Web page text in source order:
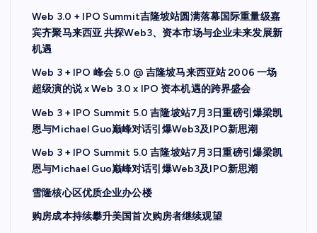
Web 3.0 + IPO Summit吉隆坡站圆满落幕国际重量级嘉
宾齐聚马来西亚 共探Web3、资本市场与企业未来发展新
机遇
Web 3 + IPO 峰会 5.0 @ 吉隆坡马来西亚站 2006 一场
超级演的说 x Web 3.0 x IPO 资本机遇的跨界盛会
Web 3 + IPO Summit 5.0 吉隆坡站7月3日重磅引爆梁凯
恩与Michael Guo巅峰对话引爆Web3及IPO新思潮
Web 3 + IPO Summit 5.0 吉隆坡站7月3日重磅引爆梁凯
恩与Michael Guo巅峰对话引爆Web3及IPO新思潮
雪隆核心区优质企业办公楼
购房成本持续攀升美国首次购房者继续观望